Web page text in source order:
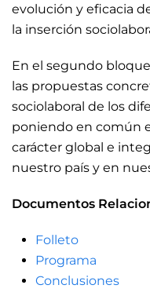
evolución y eficacia
la inserción
En el segundo
las propuestas
sociolaboral de los
poniendo en común
carácter global e
nuestro país y en
Documentos
Folleto
Programa
Conclusiones